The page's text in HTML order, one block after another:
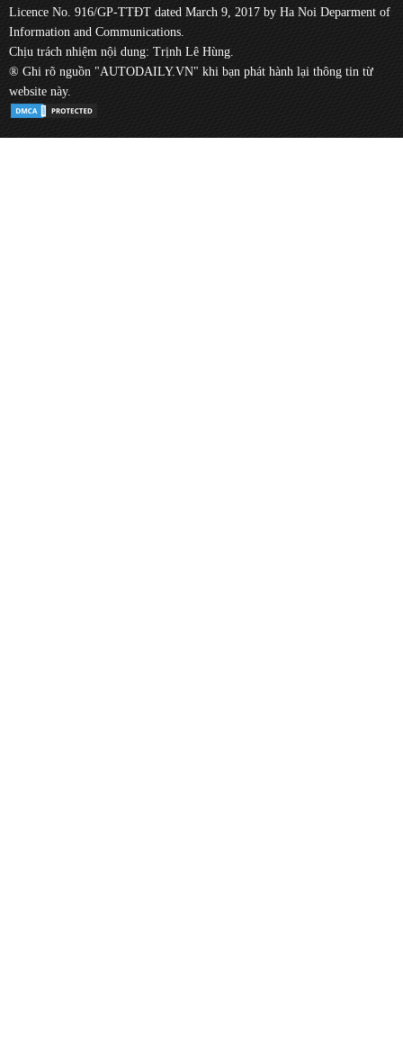
Licence No. 916/GP-TTĐT dated March 9, 2017 by Ha Noi Deparment of
Information and Communications.
Chịu trách nhiệm nội dung: Trịnh Lê Hùng.
® Ghi rõ nguồn "AUTODAILY.VN" khi bạn phát hành lại thông tin từ
website này.